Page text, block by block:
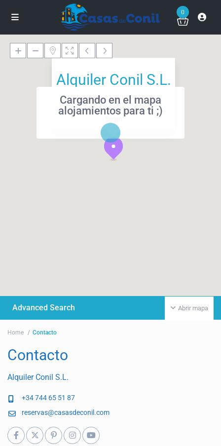
0
Alquiler Conil S.L.
Carretera nº340 , Km 20.8
Conil de la Frontera (Cádiz) |
Cargando en el mapa
alojamientos para ti ;)
Abrir mapa
Advanced Search
Home Contacto
Contacto
Alquiler Conil S.L.
+34 744 65 51 87
reservas@casasdeconil.com